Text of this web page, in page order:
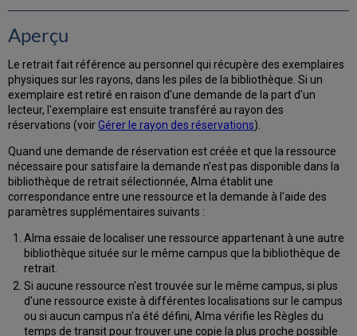
Aperçu
Le retrait fait référence au personnel qui récupère des exemplaires
physiques sur les rayons, dans les piles de la bibliothèque. Si un
exemplaire est retiré en raison d'une demande de la part d'un
lecteur, l'exemplaire est ensuite transféré au rayon des
réservations (voirGérer le rayon des réservations).
Quand une demande de réservation est créée et que la ressource
nécessaire pour satisfaire la demande n'est pas disponible dans la
bibliothèque de retrait sélectionnée, Alma établit une
correspondance entre une ressource et la demande à l'aide des
paramètres supplémentaires suivants :
Alma essaie de localiser une ressource appartenant à une autre
bibliothèque située sur le même campus que la bibliothèque de
retrait.
Si aucune ressource n'est trouvée sur le même campus, si plus
d'une ressource existe à différentes localisations sur le campus
ou si aucun campus n'a été défini, Alma vérifie les Règles du
temps de transit pour trouver une copie la plus proche possible